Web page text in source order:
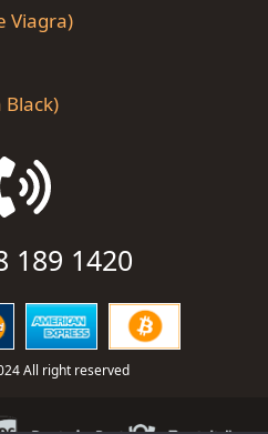
Viagra)
Black)
189 1420
All right reserved